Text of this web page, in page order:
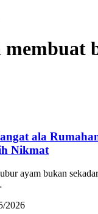
membuat
ala
Nikmat
ayam bukan
2026